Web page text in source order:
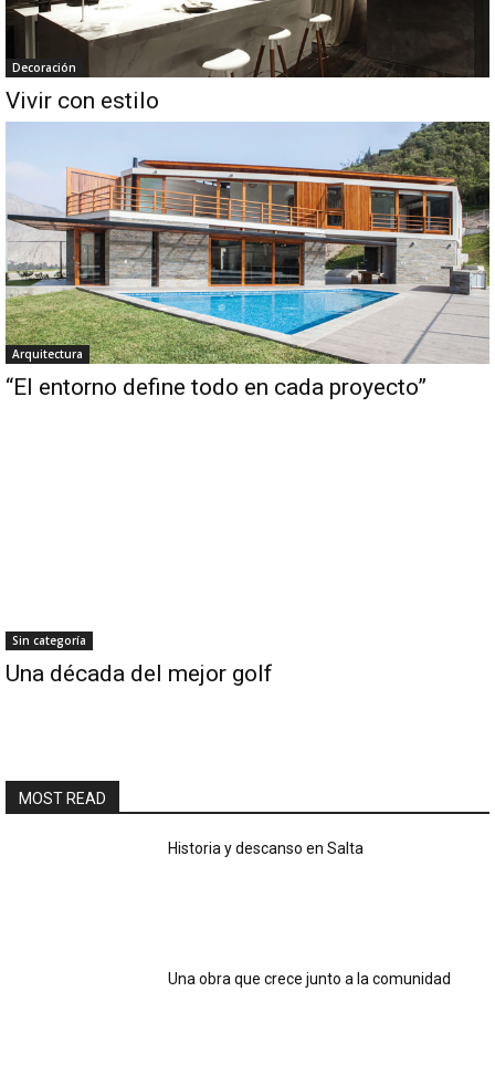
Decoración
Vivir con estilo
Arquitectura
“El entorno define todo en cada proyecto”
Sin categoría
Una década del mejor golf
MOST READ
Historia y descanso en Salta
Una obra que crece junto a la comunidad